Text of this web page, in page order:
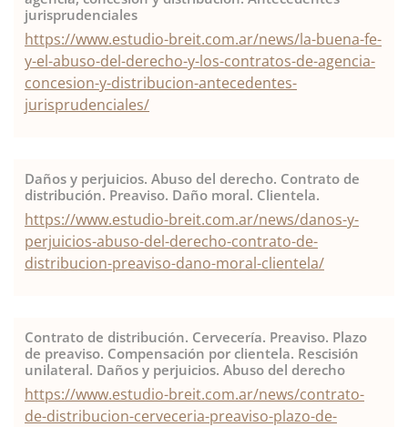
jurisprudenciales
https://www.estudio-breit.com.ar/news/la-buena-fe-
y-el-abuso-del-derecho-y-los-contratos-de-agencia-
concesion-y-distribucion-antecedentes-
jurisprudenciales/
Daños y perjuicios. Abuso del derecho. Contrato de
distribución. Preaviso. Daño moral. Clientela.
https://www.estudio-breit.com.ar/news/danos-y-
perjuicios-abuso-del-derecho-contrato-de-
distribucion-preaviso-dano-moral-clientela/
Contrato de distribución. Cervecería. Preaviso. Plazo
de preaviso. Compensación por clientela. Rescisión
unilateral. Daños y perjuicios. Abuso del derecho
https://www.estudio-breit.com.ar/news/contrato-
de-distribucion-cerveceria-preaviso-plazo-de-